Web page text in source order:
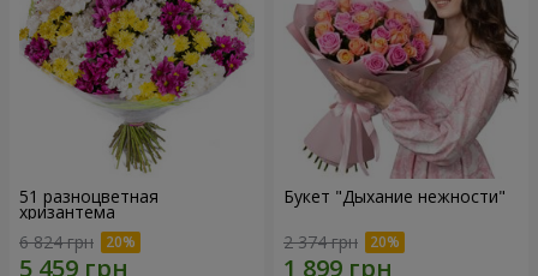
51 разноцветная
хризантема
6 824 грн
Букет "Дыхание нежности"
2 374 грн